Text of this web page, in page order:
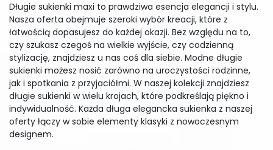
Długie sukienki maxi to prawdziwa esencja elegancji i stylu.
Nasza oferta obejmuje szeroki wybór kreacji, które z
łatwością dopasujesz do każdej okazji. Bez względu na to,
czy szukasz czegoś na wielkie wyjście, czy codzienną
stylizację, znajdziesz u nas coś dla siebie. Modne długie
sukienki możesz nosić zarówno na uroczystości rodzinne,
jak i spotkania z przyjaciółmi. W naszej kolekcji znajdziesz
długie sukienki w wielu krojach, które podkreślają piękno i
indywidualność. Każda długa elegancka sukienka z naszej
oferty łączy w sobie elementy klasyki z nowoczesnym
designem.